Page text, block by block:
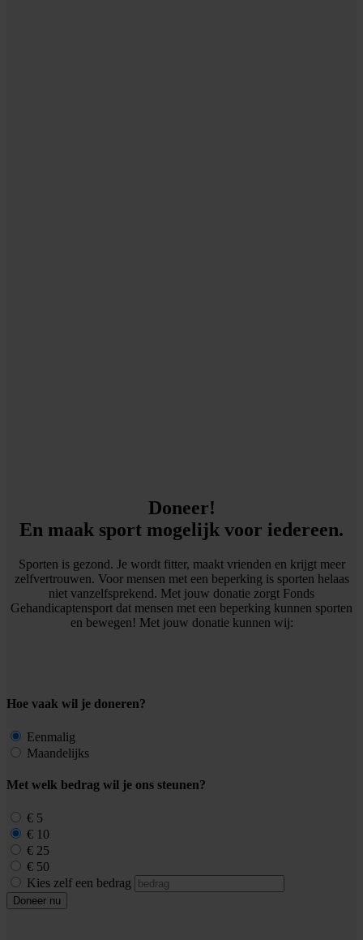
Doneer!
En maak sport mogelijk voor iedereen.
Sporten is gezond. Je wordt fitter, maakt vrienden en krijgt meer
zelfvertrouwen. Voor mensen met een beperking is sporten helaas
niet vanzelfsprekend. Met jouw donatie zorgt Fonds
Gehandicaptensport dat mensen met een beperking kunnen sporten
en bewegen! Met jouw donatie kunnen wij:
Hoe vaak wil je doneren?
Eenmalig
Maandelijks
Met welk bedrag wil je ons steunen?
€ 5
€ 10
€ 25
€ 50
Kies zelf een bedrag
Doneer nu